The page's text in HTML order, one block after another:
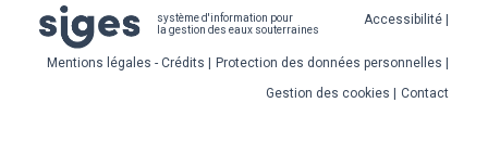
système d'information pour
la gestion des eaux souterraines
Pied
de
page
Accessibilité
Mentions légales - Crédits
Protection des données personnelles
Gestion des cookies
Contact